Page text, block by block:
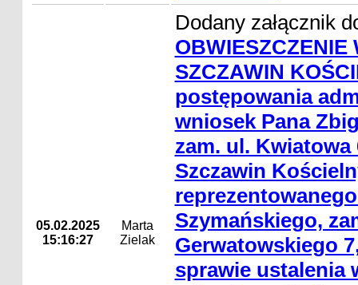
05.02.2025
15:16:27
Marta
Zielak
Dodany załącznik
OBWIESZCZENIE
SZCZAWIN
postępowania
wniosek Pana
zam. ul. Kwiatowa
Szczawin
Szymańskiego,
Gerwatowskiego
sprawie ustalenia